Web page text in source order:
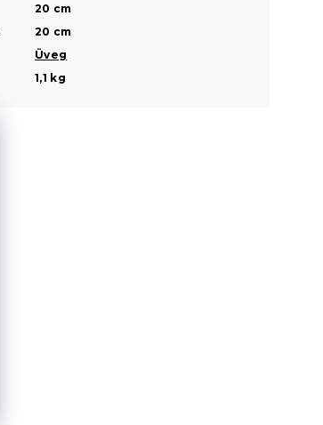
20 cm
20 cm
Üveg
1,1 kg